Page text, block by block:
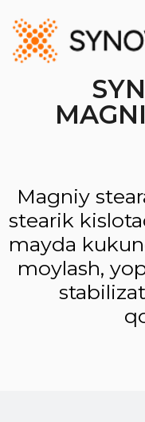
MAGNIY
moylash,
stabilizator